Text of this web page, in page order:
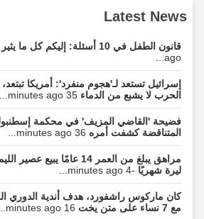
Latest News
قانون الطفل في 10 أسئلة: إليكم كل ما يثير الفضول
ago...
إسرائيل تستعد لـ'هجوم منفرد': أمريكا تبتعد،
الحرب لا يشبع من الدماء35 minutes ago...
فضيحة 'القاضي المزيف' في محكمة إسطنبول!
المتناقضة كشفت أمره36 minutes ago...
ليرة شهريًا-4 minutes ago...
كان ماركوس راشفورد، هدف أندية الدوري
مع 7 نساء على متن يخت
16 minutes ago...